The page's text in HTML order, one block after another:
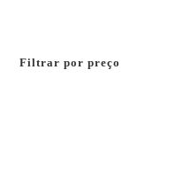
Filtrar por preço